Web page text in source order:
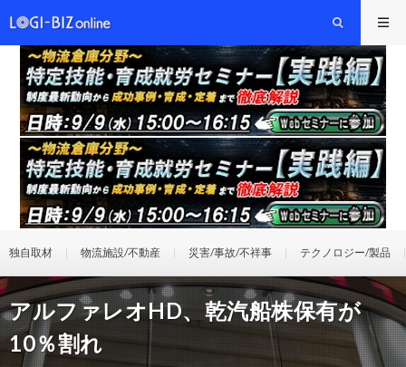
独自取材 物流施設/不動産 災害/事故/不祥事 テクノロジー/製品
アルファレオHD、乾汽船株保有が
10％割れ